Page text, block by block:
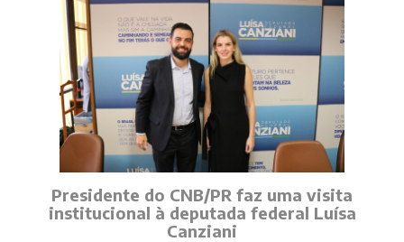
Presidente do CNB/PR faz uma visita
institucional à deputada federal Luísa
Canziani